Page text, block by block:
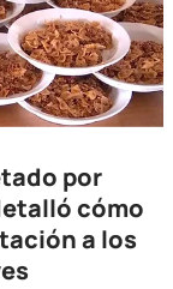
por
cómo
a los